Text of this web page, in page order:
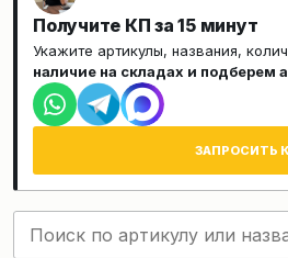
Получите КП за 15 минут
Укажите артикулы, названия,
наличие на складах и подберем
ЗАПРОСИТЬ